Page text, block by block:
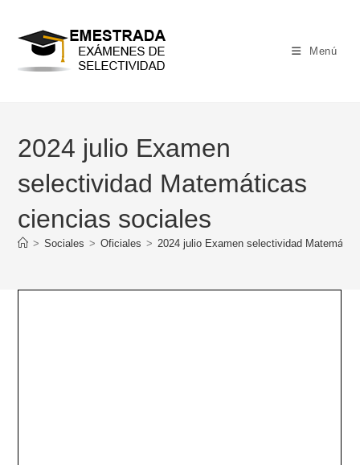
contenido
Menú
2024 julio Examen
selectividad Matemáticas
ciencias sociales
> Sociales > Oficiales > 2024 julio Examen selectividad